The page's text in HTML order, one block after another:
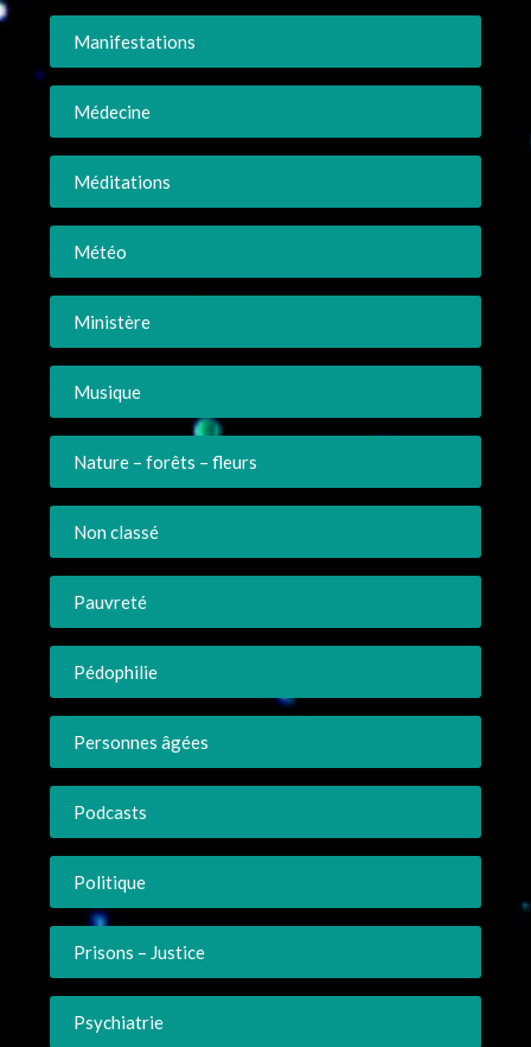
Manifestations
Médecine
Méditations
Météo
Ministère
Musique
Nature – forêts – fleurs
Non classé
Pauvreté
Pédophilie
Personnes âgées
Podcasts
Politique
Prisons – Justice
Psychiatrie